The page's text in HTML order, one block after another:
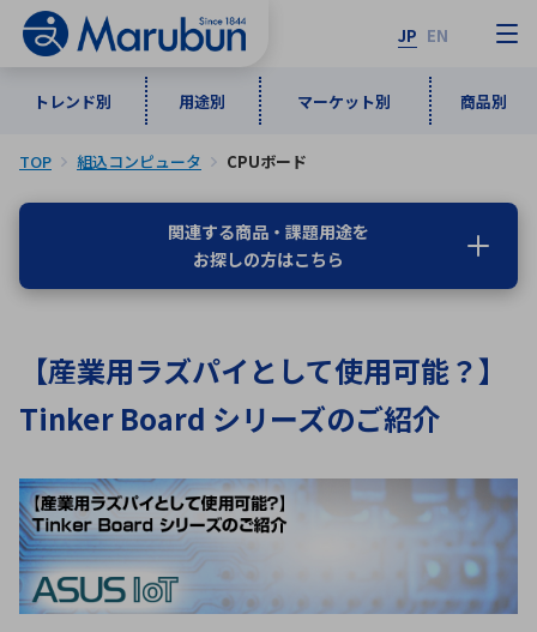
JP EN
トレンド別 用途別 マーケット別 商品別
トレンド別
インダストリアルDXソリューション
5G・Local 5G
ロボティクス（AI）
用途別
通信・ネットワーク
監視・セキュリティ
品質管理・検査
マーケット別
情報通信 宇宙・防衛
民生
商品別
計測・測定・表示機器 検査・分析機器
ICTソリューション 組立・ロボティクス
メーカ一覧
な行
は行 ま行
や行
ら行
わ行
アルファベット順
A
D
E
F
H
TOP 組込コンピュータ CPUボード
関連する商品・課題用途を
お探しの方はこちら
【産業用ラズパイとして使用可能？】
Tinker Board シリーズのご紹介